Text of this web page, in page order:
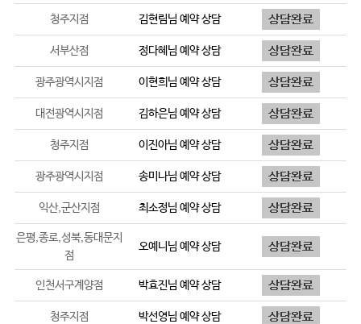
청주지점 김현림님 예약 상담
서부산점 정다혜 님 예약 상담
광주광역시지점 이현희님 예약 상담
대전광역시지점 김하은님 예약 상담
청주지점 이진아님 예약 상담
광주광역시지점 송미나님 예약 상담
익산,군산지점 최소정님 예약 상담
은평,종로,성북,동대문지
점
오예니 님 예약 상담
인천서구계양점 박효진님 예약 상담
청주지점 박선영님 예약 상담